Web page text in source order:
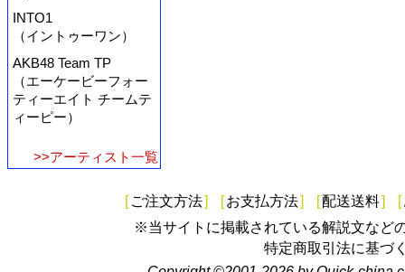
INTO1
（イントゥーワン）
AKB48 Team TP
（エーケービーフォー
ティーエイト チームテ
ィーピー）
>>アーティスト一覧
[ ご注文方法] [お支払方法] [配送送料] [
※当サイトに掲載されている解説文など
特定商取引法に基づ